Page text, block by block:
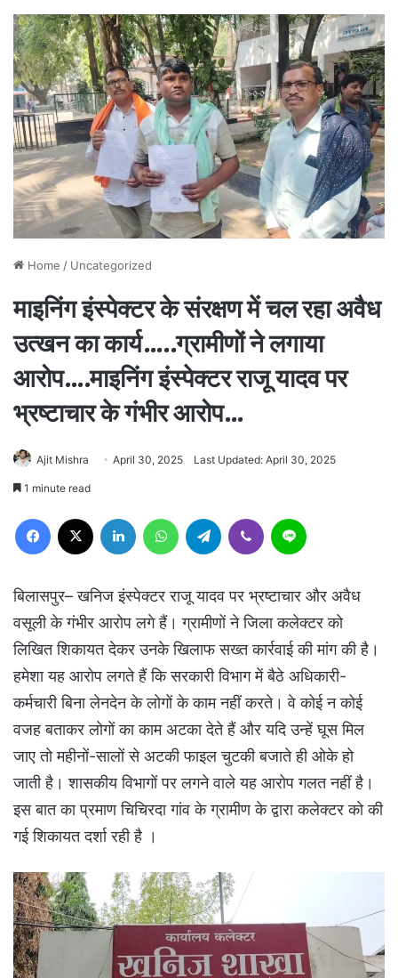
Home / Uncategorized
माइनिंग इंस्पेक्टर के संरक्षण में चल रहा अवैध
उत्खन का कार्य…..ग्रामीणों ने लगाया
आरोप….माइनिंग इंस्पेक्टर राजू यादव पर
भ्रष्टाचार के गंभीर आरोप…
Ajit Mishra April 30, 2025 Last Updated: April 30, 2025
1 minute read
Facebook LinkedIn WhatsAppTelegram Viber
बिलासपुर– खनिज इंस्पेक्टर राजू यादव पर भ्रष्टाचार और अवैध
वसूली के गंभीर आरोप लगे हैं। ग्रामीणों ने जिला कलेक्टर को
लिखित शिकायत देकर उनके खिलाफ सख्त कार्रवाई की मांग की है।
हमेशा यह आरोप लगते हैं कि सरकारी विभाग में बैठे अधिकारी-
कर्मचारी बिना लेनदेन के लोगों के काम नहीं करते। वे कोई न कोई
वजह बताकर लोगों का काम अटका देते हैं और यदि उन्हें घूस मिल
जाए तो महीनों-सालों से अटकी फाइल चुटकी बजाते ही ओके हो
जाती है। शासकीय विभागों पर लगने वाले यह आरोप गलत नहीं है।
इस बात का प्रमाण चिचिरदा गांव के ग्रामीण के द्वारा कलेक्टर को की
गई शिकायत दर्शा रही है ।